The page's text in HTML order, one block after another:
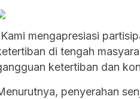
mengapresiasi
di tengah
ketertiban dan
penyerahan